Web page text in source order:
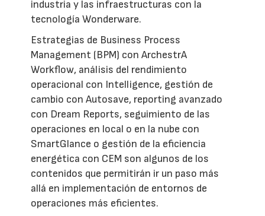
industria y las infraestructuras con la
tecnología Wonderware.
Estrategias de Business Process
Management (BPM) con ArchestrA
Workflow, análisis del rendimiento
operacional con Intelligence, gestión de
cambio con Autosave, reporting avanzado
con Dream Reports, seguimiento de las
operaciones en local o en la nube con
SmartGlance o gestión de la eficiencia
energética con CEM son algunos de los
contenidos que permitirán ir un paso más
allá en implementación de entornos de
operaciones más eficientes.